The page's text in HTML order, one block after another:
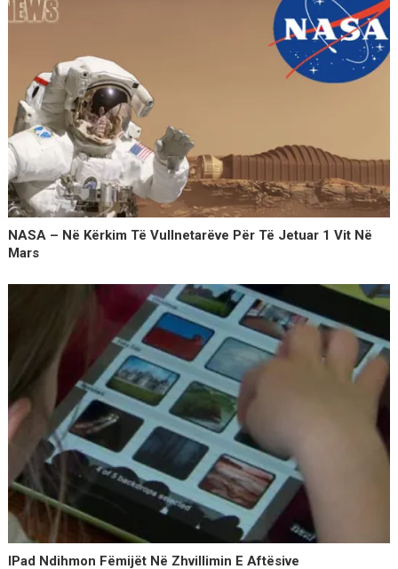
NASA – Në Kërkim Të Vullnetarëve Për Të Jetuar 1 Vit Në
Mars
IPad Ndihmon Fëmijët Në Zhvillimin E Aftësive